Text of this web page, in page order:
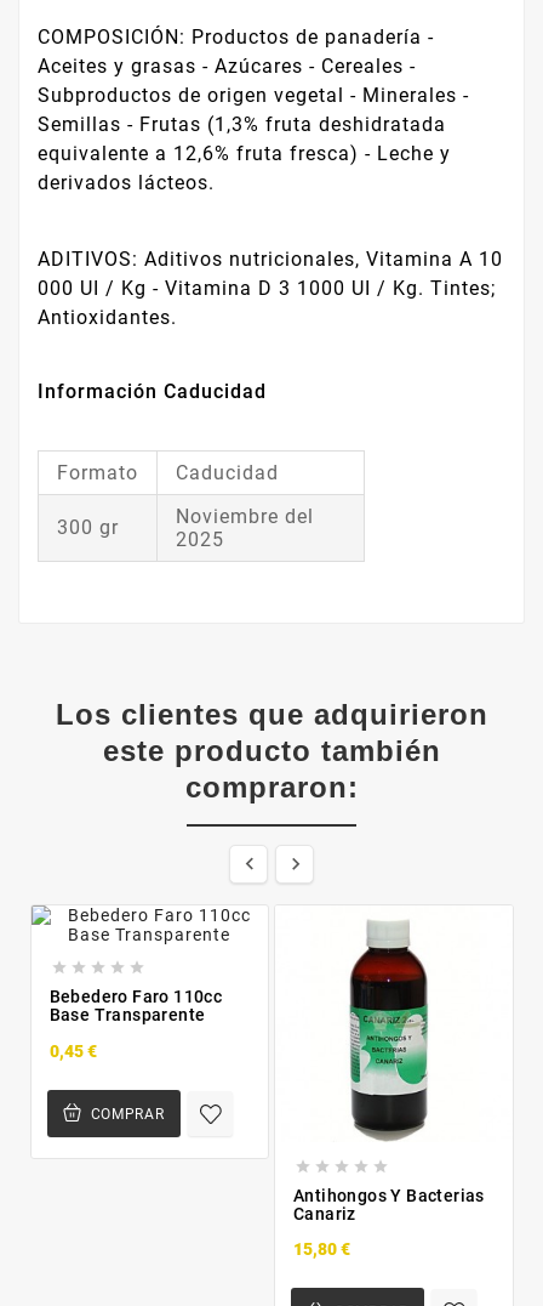
COMPOSICIÓN: Productos de panadería -
Aceites y grasas - Azúcares - Cereales -
Subproductos de origen vegetal - Minerales -
Semillas - Frutas (1,3% fruta deshidratada
equivalente a 12,6% fruta fresca) - Leche y
derivados lácteos.
ADITIVOS: Aditivos nutricionales, Vitamina A 10
000 UI / Kg - Vitamina D 3 1000 UI / Kg. Tintes;
Antioxidantes.
Información Caducidad
Formato Caducidad
300 gr
Noviembre del
2025
Los clientes que adquirieron
este producto también
compraron:
 
    
Bebedero Faro 110cc
Base Transparente
0,45 €
COMPRAR
    
Antihongos Y Bacterias
Canariz
15,80 €